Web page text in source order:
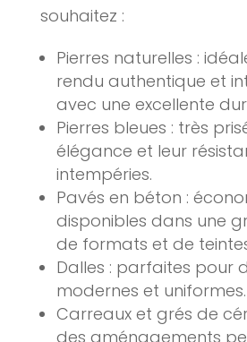
souhaitez :
Pierres naturelles :
rendu authentique et
avec une excellente
Pierres bleues : très
élégance et leur
intempéries.
Pavés en béton :
disponibles dans une
de formats et de
Dalles : parfaites pour
modernes et uniformes.
Carreaux et grés de
des aménagements